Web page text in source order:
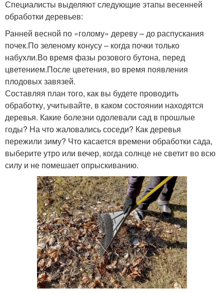
Специалисты выделяют следующие этапы весенней
обработки деревьев:
Ранней весной по «голому» дереву – до распускания
почек.По зеленому конусу – когда почки только
набухли.Во время фазы розового бутона, перед
цветением.После цветения, во время появления
плодовых завязей.
Составляя план того, как вы будете проводить
обработку, учитывайте, в каком состоянии находятся
деревья. Какие болезни одолевали сад в прошлые
годы? На что жаловались соседи? Как деревья
пережили зиму? Что касается времени обработки сада,
выберите утро или вечер, когда солнце не светит во всю
силу и не помешает опрыскиванию.